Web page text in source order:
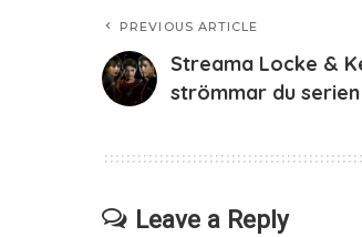
PREVIOUS ARTICLE
Streama Locke &
strömmar du serien
Leave a Reply